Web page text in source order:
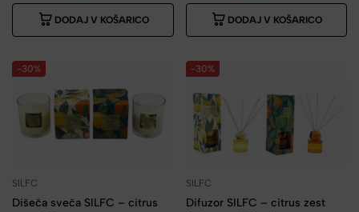
DODAJ V KOŠARICO DODAJ V KOŠARICO
-30%
SILFC
Dišeča sveča SILFC – citrus
-30%
SILFC
Difuzor SILFC – citrus zest